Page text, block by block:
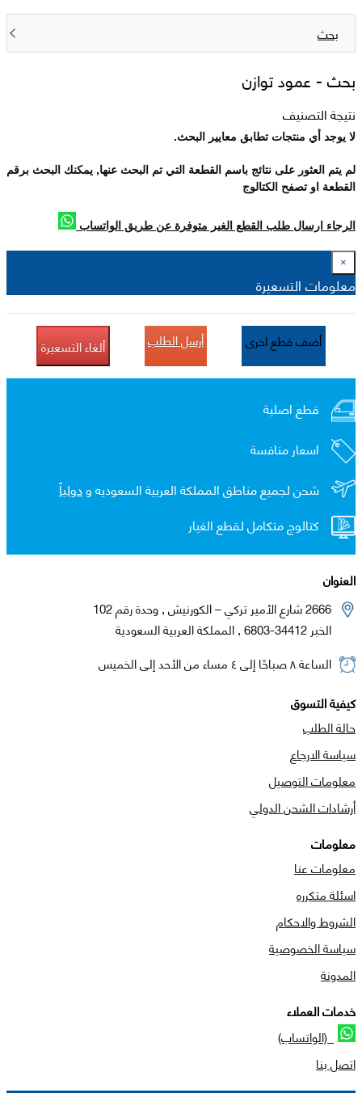
بحث
بحث - عمود توازن
نتيجة التصنيف
لا يوجد أي منتجات تطابق معايير البحث.
لم يتم العثور على نتائج باسم القطعة التي تم البحث عنها, يمكنك البحث برقم
القطعة او تصفح الكتالوج
الرجاء ارسال طلب القطع الغير متوفرة عن طريق الواتساب
×
معلومات التسعيرة
أضف قطع اخرى أرسل الطلب ألغاء التسعيرة
قطع اصلية
اسعار منافسة
شحن لجميع مناطق المملكة العربية السعوديه ودولياً
كتالوج متكامل لقطع الغيار
العنوان
2666 شارع الأمير تركي – الكورنيش , وحدة رقم 102
الخبر 34412-6803 , المملكة العربية السعودية
الساعة ٨ صباحًا إلى ٤ مساء من الأحد إلى الخميس
كيفية التسوق
حالة الطلب
سياسة الارجاع
معلومات التوصيل
أرشادات الشحن الدولي
معلومات
معلومات عنا
اسئلة متكرره
الشروط والاحكام
سياسة الخصوصية
المدونة
خدمات العملاء
(الواتساب)
اتصل بنا